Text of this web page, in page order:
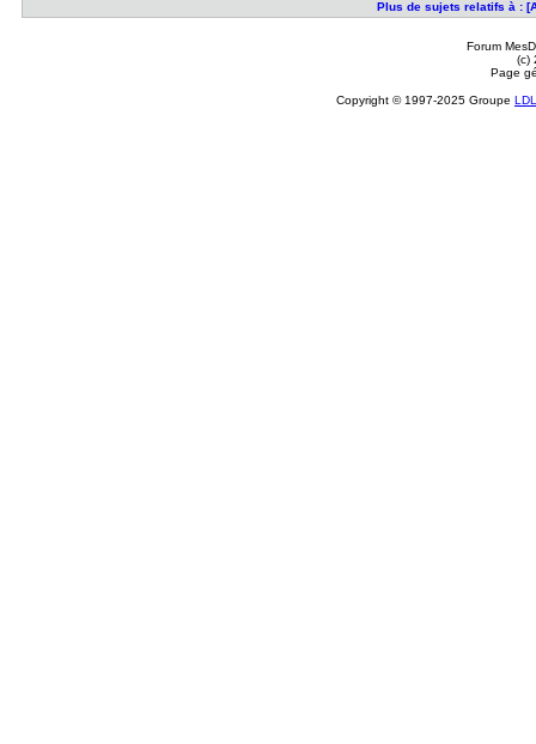
Plus de sujets relatifs à :
Forum
(c)
Page
Copyright © 1997-2025 Groupe